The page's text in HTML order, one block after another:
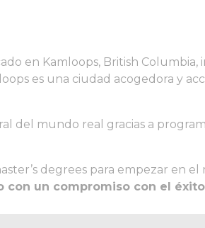
en Kamloops, British
es una ciudad acogedora y
del mundo real gracias a
degrees para empezar en
con un compromiso con el